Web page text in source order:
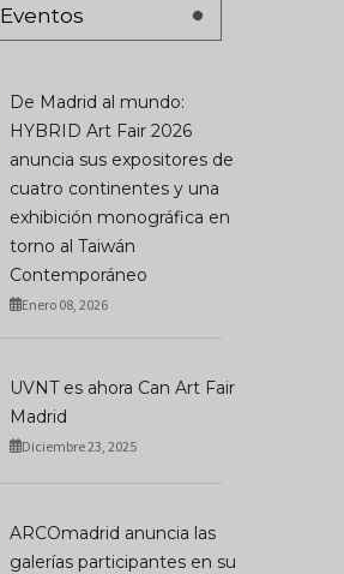
Eventos
De Madrid al mundo:
HYBRID Art Fair 2026
anuncia sus expositores de
cuatro continentes y una
exhibición monográfica en
torno al Taiwán
Contemporáneo
Enero 08, 2026
UVNT es ahora Can Art Fair
Madrid
Diciembre 23, 2025
ARCOmadrid anuncia las
galerías participantes en su